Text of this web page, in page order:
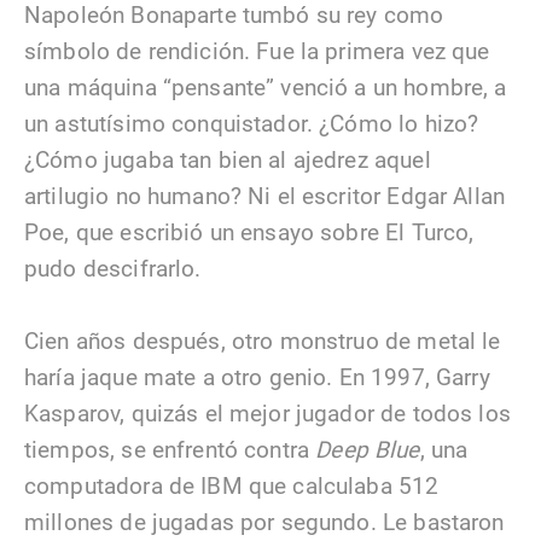
Napoleón Bonaparte tumbó su rey como
símbolo de rendición. Fue la primera vez que
una máquina “pensante” venció a un hombre, a
un astutísimo conquistador. ¿Cómo lo hizo?
¿Cómo jugaba tan bien al ajedrez aquel
artilugio no humano? Ni el escritor Edgar Allan
Poe, que escribió un ensayo sobre El Turco,
pudo descifrarlo.
Cien años después, otro monstruo de metal le
haría jaque mate a otro genio. En 1997, Garry
Kasparov, quizás el mejor jugador de todos los
tiempos, se enfrentó contra Deep Blue, una
computadora de IBM que calculaba 512
millones de jugadas por segundo. Le bastaron